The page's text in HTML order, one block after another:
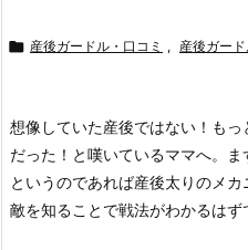
 産後ガードル・口コミ , 産後ガー
想像していた産後ではない！も
だった！と嘆いているママへ。
というのであれば産後太りのメ
敵を知ることで戦法がわかるはず